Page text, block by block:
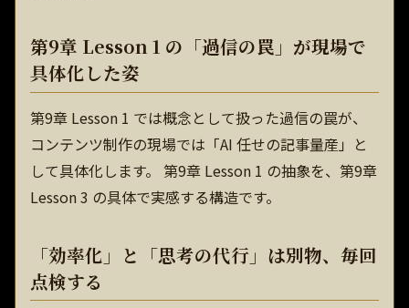
第9章 Lesson 1 の「過信の罠」が現場で
具体化した姿
第9章 Lesson 1 では概念として扱った過信の罠が、
コンテンツ制作の現場では「AI 任せの記事量産」と
して具体化します。 第9章 Lesson 1 の抽象を、第9章
Lesson 3 の具体で実感する構造です。
「効率化」と「思考の代行」は別物、毎回
点検する